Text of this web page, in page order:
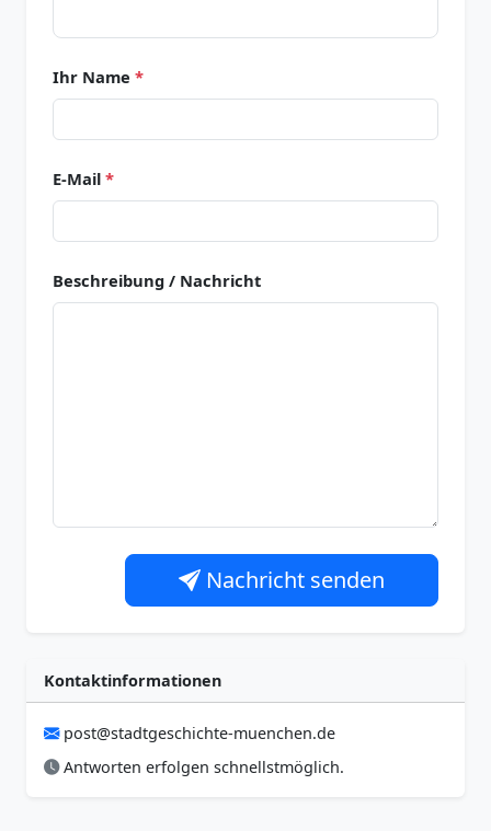
Ihr Name *
E-Mail *
Beschreibung / Nachricht
Nachricht senden
Kontaktinformationen
post@stadtgeschichte-muenchen.de
Antworten erfolgen schnellstmöglich.